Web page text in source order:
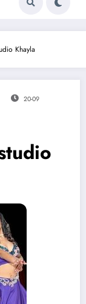
Khayla
20-09